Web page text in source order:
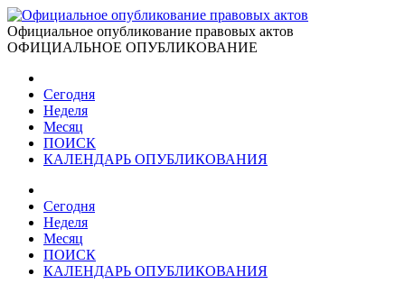
Официальное опубликование правовых актов
ОФИЦИАЛЬНОЕ ОПУБЛИКОВАНИЕ
Сегодня
Неделя
Месяц
ПОИСК
КАЛЕНДАРЬ ОПУБЛИКОВАНИЯ
Сегодня
Неделя
Месяц
ПОИСК
КАЛЕНДАРЬ ОПУБЛИКОВАНИЯ